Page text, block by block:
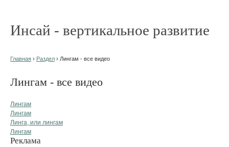
Инсай - вертикальное развитие
Главная › Раздел › Лингам - все видео
Лингам - все видео
Лингам
Лингам
Линга, или лингам
Лингам
Реклама